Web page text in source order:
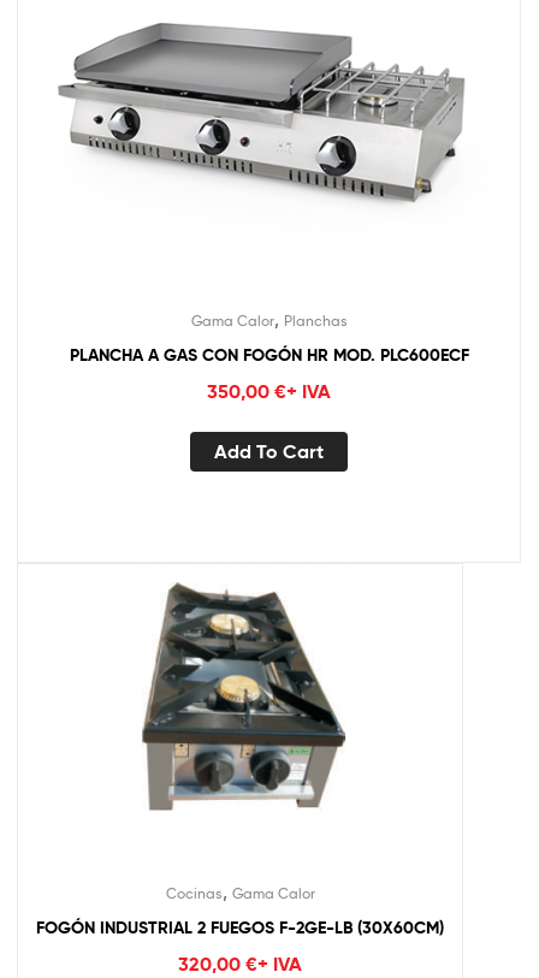
Gama Calor, Planchas
PLANCHA A GAS CON FOGÓN HR MOD. PLC600ECF
350,00 €+ IVA
Add To Cart
Cocinas, Gama Calor
FOGÓN INDUSTRIAL 2 FUEGOS F-2GE-LB (30X60CM)
320,00 €+ IVA